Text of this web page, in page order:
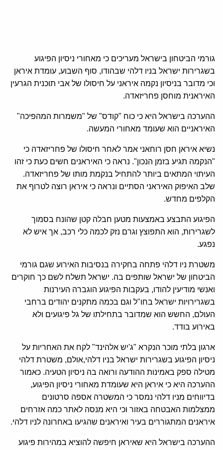
גורמי הביטחון בישראל מעריכים כי מאחורי ניסיון הפיגוע
בשגרירות ישראל בניו דלהי שבהודו, סוף השבוע, עומדת איראן
וכי מדובר בניסיון נקמה איראני על חיסולו של אבי תוכנית הגרעין
האיראנית מוחסן פחריזאדה.
ההערכה בישראל היא כי כוח "קודס" של "משמרות המהפיכה"
האיראניים הוא שעומד מאחורי המעשה.
נשיא איראן חסן רוחאני אמר לאחר חיסולו של פחריזאדה כי
"הנקמה תגיע בזמן הנכון". נראה כי האיראנים חשים כעת כי זהו
העיתוי המתאים ביותר להתחיל בנקמת מותו של פחריזאדה.
שלב האיפוק האיראני הסתיים ונראה כי איראן רוצה לטרוף את
הקלפים מחדש.
הפיגוע התבצע באמצעות מטען חבלה קטן שהונח בסמוך
לשגרירות, הוא התפוצץ וגרם נזק לכמה כלי רכב, אך איש לא
נפגע.
משטרת ניו דלהי פתחה בחקירה בנסיבות האירוע שגם גורמי
הביטחון של ישראל שותפים בה. ישראל תשלח לשם כך חוקרים
ואנשי מודיעין להודו, בעקבות הפיגוע הוגברה העירנות
בשגרירויות ישראל בחו"ל וגם בכמה מתקנים יהודים ברחבי
העולם, החשש הוא שמדובר בתחילתו של גל פיגועים ולא
באירוע בודד.
ארגון בלתי מוכר הנקרא "ג'יש אלהינד" לקח את האחריות על
ניסיון הפיגוע בשגרירות ישראל בניו דלהי,אולם, משטרת דלהי
מטילה ספק באמינות ההודעה ורואה בה ניסיון הטעיה. כאמור
ההערכה היא כי איראן היא שעומדת מאחורי ניסיון הפיגוע,
בדיווחים מניו דלהי נמסר כי המשטרה אספה סרטונים
ממצלמות האבטחה באזור וכי היא מנסה לאתר כמה אזרחים
איראנים המתגוררים בעיר ואיראנים שהגיעו באחרונה לניו דלהי.
ההערכה בישראל היא שאיראן חיפשה להוציא במהירות פיגוע